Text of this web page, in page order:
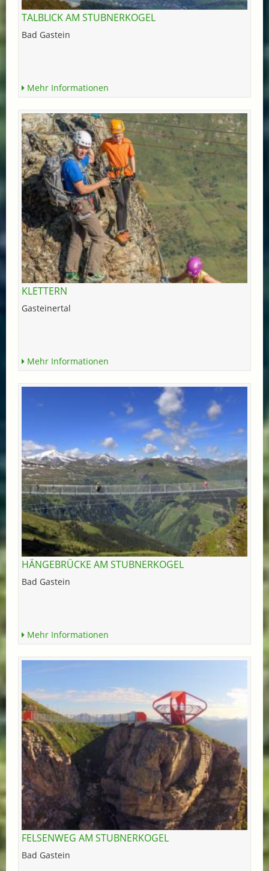
TALBLICK AM STUBNERKOGEL
Bad Gastein
Mehr Informationen
KLETTERN
Gasteinertal
Mehr Informationen
HÄNGEBRÜCKE AM STUBNERKOGEL
Bad Gastein
Mehr Informationen
FELSENWEG AM STUBNERKOGEL
Bad Gastein